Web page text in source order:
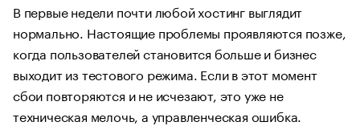
В первые недели почти любой хостинг выглядит
нормально. Настоящие проблемы проявляются позже,
когда пользователей становится больше и бизнес
выходит из тестового режима. Если в этот момент
сбои повторяются и не исчезают, это уже не
техническая мелочь, а управленческая ошибка.